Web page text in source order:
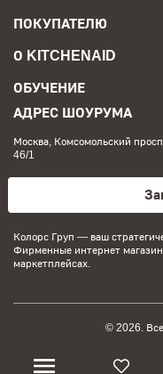
ПОКУПАТЕЛЮ
О KITCHENAID
ОБУЧЕНИЕ
АДРЕС ШОУРУМА
Москва, Комсомольский
46/1
Колорс Груп — ваш
Фирменные интернет
маркетплейсах.
© 2026.